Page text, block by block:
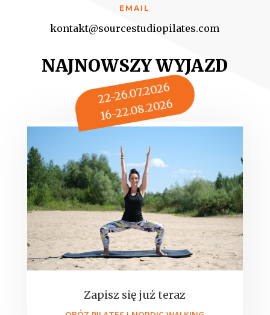
EMAIL
kontakt@sourcestudiopilates.com
NAJNOWSZY WYJAZD
22-26.07.2026
16-22.08.2026
Zapisz się już teraz